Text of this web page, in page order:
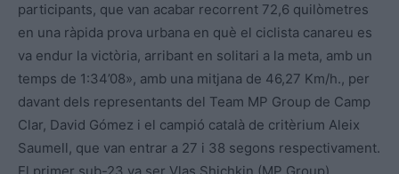
participants, que van acabar recorrent 72,6 quilòmetres
en una ràpida prova urbana en què el ciclista canareu es
va endur la victòria, arribant en solitari a la meta, amb un
temps de 1:34’08», amb una mitjana de 46,27 Km/h., per
davant dels representants del Team MP Group de Camp
Clar, David Gómez i el campió català de critèrium Aleix
Saumell, que van entrar a 27 i 38 segons respectivament.